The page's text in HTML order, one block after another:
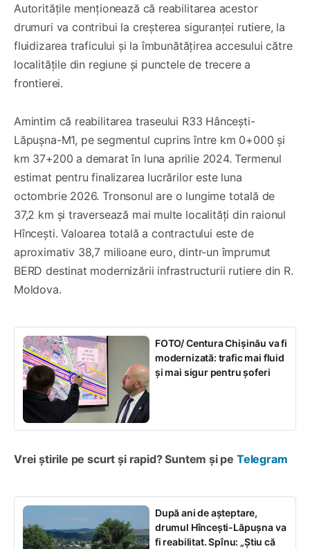
Autoritățile menționează că reabilitarea acestor
drumuri va contribui la creșterea siguranței rutiere, la
fluidizarea traficului și la îmbunătățirea accesului către
localitățile din regiune și punctele de trecere a
frontierei.
Amintim că reabilitarea traseului R33 Hâncești-
Lăpușna-M1, pe segmentul cuprins între km 0+000 și
km 37+200 a demarat în luna aprilie 2024. Termenul
estimat pentru finalizarea lucrărilor este luna
octombrie 2026. Tronsonul are o lungime totală de
37,2 km și traversează mai multe localități din raionul
Hîncești. Valoarea totală a contractului este de
aproximativ 38,7 milioane euro, dintr-un împrumut
BERD destinat modernizării infrastructurii rutiere din R.
Moldova.
FOTO/ Centura Chișinău va fi
modernizată: trafic mai fluid
și mai sigur pentru șoferi
Vrei știrile pe scurt și rapid? Suntem și pe Telegram
După ani de așteptare,
drumul Hîncești-Lăpușna va
fi reabilitat. Spînu: „Știu că